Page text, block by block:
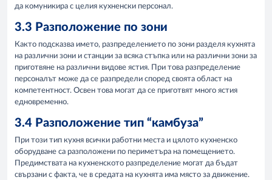
да комуникира с целия кухненски персонал.
3.3 Разположение по зони
Както подсказва името, разпределението по зони разделя кухнята
на различни зони и станции за всяка стъпка или на различни зони за
приготвяне на различни видове ястия. При това разпределение
персоналът може да се разпредели според своята област на
компетентност. Освен това могат да се приготвят много ястия
едновременно.
3.4 Разположение тип “камбуза”
При този тип кухня всички работни места и цялото кухненско
оборудване са разположени по периметъра на помещението.
Предимствата на кухненското разпределение могат да бъдат
свързани с факта, че в средата на кухнята има място за движение.